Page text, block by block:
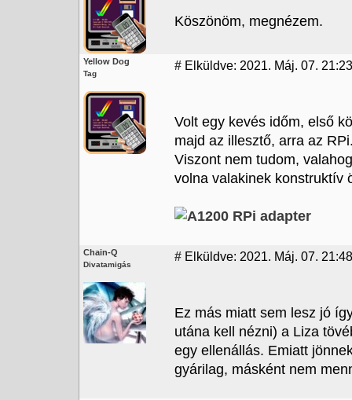
Köszönöm, megnézem.
Yellow Dog
Tag
# Elküldve: 2021. Máj. 07.
Volt egy kevés időm, első
majd az illesztő, arra az
Viszont nem tudom,
volna valakinek konstruktív
Chain-Q
Divatamigás
# Elküldve: 2021. Máj. 07. 21:48
Ez más miatt sem lesz jó
utána kell nézni) a Liza
egy ellenállás. Emiatt
gyárilag, másként nem